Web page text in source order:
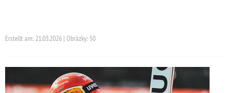
Erstellt am: 21.03.2026 | Obrázky: 50